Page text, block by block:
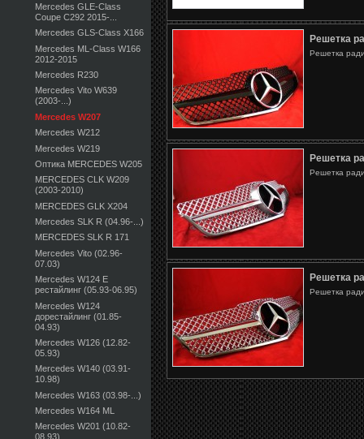
Mercedes GLE-Class
Coupe C292 2015-...
Mercedes GLS-Class X166
Mercedes ML-Class W166
2012-2015
Mercedes R230
Mercedes Vito W639
(2003-...)
Mercedes W207
Mercedes W212
Mercedes W219
Оптика MERCEDES W205
MERCEDES CLK W209
(2003-2010)
MERCEDES GLK X204
Mercedes SLK R (04.96-...)
MERCEDES SLK R 171
Mercedes Vito (02.96-
07.03)
Mercedes W124 E
рестайлинг (05.93-06.95)
Mercedes W124
дорестайлинг (01.85-
04.93)
Mercedes W126 (12.82-
05.93)
Mercedes W140 (03.91-
10.98)
Mercedes W163 (03.98-...)
Mercedes W164 ML
Mercedes W201 (10.82-
08.93)
Решетка
Решетка
Решетка
Решетка
Решетка
Решетка